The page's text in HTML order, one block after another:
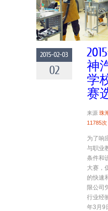
2015-02-03
02
神
学
赛
来源 珠
11785次
为了响
与职业
条件和
大赛，
的快速
限公司
行业经
年3月9